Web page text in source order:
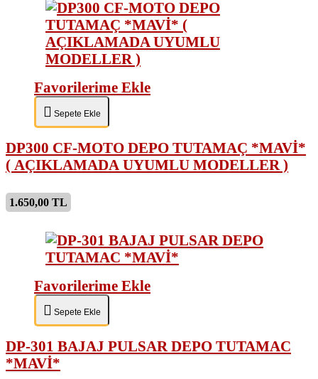
Favorilerime Ekle
Sepete Ekle
DP300 CF-MOTO DEPO TUTAMAÇ *MAVİ*
( AÇIKLAMADA UYUMLU MODELLER )
1.650,00 TL
Favorilerime Ekle
Sepete Ekle
DP-301 BAJAJ PULSAR DEPO TUTAMAC
*MAVİ*